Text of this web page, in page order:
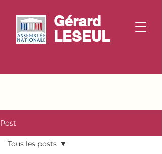
Gérard
LESEUL
Post
Tous les posts